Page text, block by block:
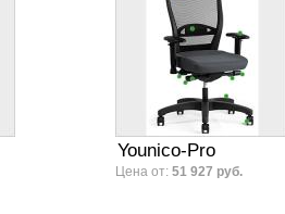
Younico-Pro
Цена от: 51 927 руб.